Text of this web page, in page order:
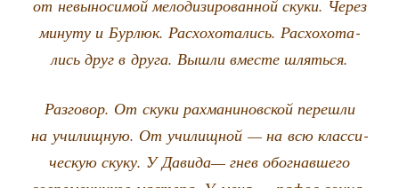
от невы­но­си­мой мело­ди­зи­ро­ван­ной ску­ки. Через
мину­ту и Бур­люк. Рас­хо­хо­та­лись. Рас­хо­хо­та­
лись друг в дру­га. Вышли вме­сте шляться.
Раз­го­вор. От ску­ки рах­ма­ни­нов­ской пере­шли
на учи­лищ­ную. От учи­лищ­ной — на всю клас­си­
че­скую ску­ку. У Дави­да— гнев обо­гнав­ше­го